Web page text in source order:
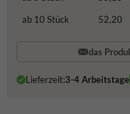
ab 10 Stück
52,20
das
Lieferzeit:3-4 Arbeitstage